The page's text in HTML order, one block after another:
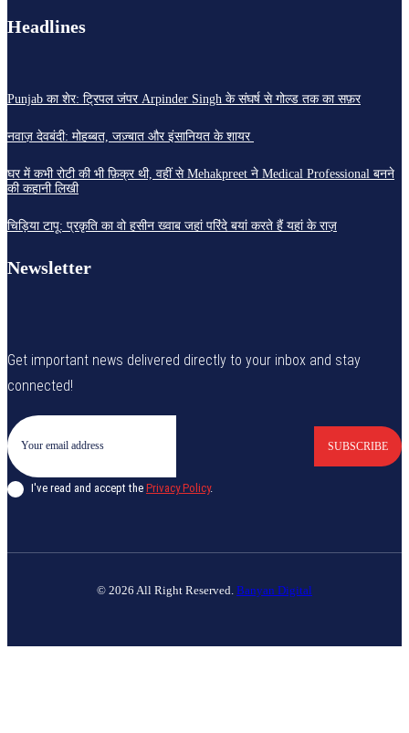
Headlines
Punjab का शेर: ट्रिपल जंपर Arpinder Singh के संघर्ष से गोल्ड तक का सफ़र
नवाज़ देवबंदी: मोहब्बत, जज़्बात और इंसानियत के शायर
घर में कभी रोटी की भी फ़िक्र थी, वहीं से Mehakpreet ने Medical Professional बनने
की कहानी लिखी
चिड़िया टापू: प्रकृति का वो हसीन ख्वाब जहां परिंदे बयां करते हैं यहां के राज़
Newsletter
Get important news delivered directly to your inbox and stay
connected!
SUBSCRIBE
I've read and accept the Privacy Policy.
© 2026 All Right Reserved. Banyan Digital